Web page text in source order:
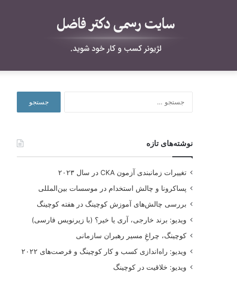
نوشته‌های تازه
تغییرات زمانبندی آزمون CKA در سال ۲۰۲۳
پساکرونا و چالش استخدام در موسسات بین‌المللی
بررسی چالش‌های آموزش کوچینگ در هفته کوچینگ
ویدیو: برند خارجی، آری یا خیر؟ (با زیرنویس فارسی)
کوچینگ، چراغِ مسیر رهبران سازمانی
ویدیو: راه‌اندازی کسب و کار کوچینگ و فرصت‌های ۲۰۲۲
ویدیو: خلاقیت در کوچینگ